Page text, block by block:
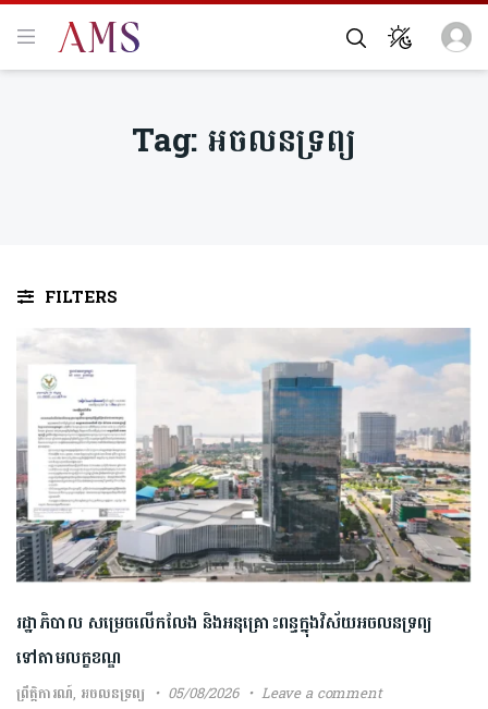
Tag:អចលនទ្រព្យ
FILTERS
រដ្ឋាភិបាល សម្រេច​លើកលែង និងអនុគ្រោះពន្ធក្នុងវិស័យអចលនទ្រព្យ​
ទៅតាមលក្ខខណ្ឌ
ព្រឹត្តិការណ៍, អចលនទ្រព្យ 05/08/2026 Leave a comment